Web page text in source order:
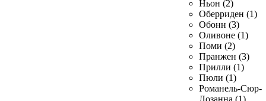
Ньон (2)
Оберриден (1)
Обонн (3)
Оливоне (1)
Поми (2)
Пранжен (3)
Прилли (1)
Пюли (1)
Романель-Сюр-
Лозанна (1)